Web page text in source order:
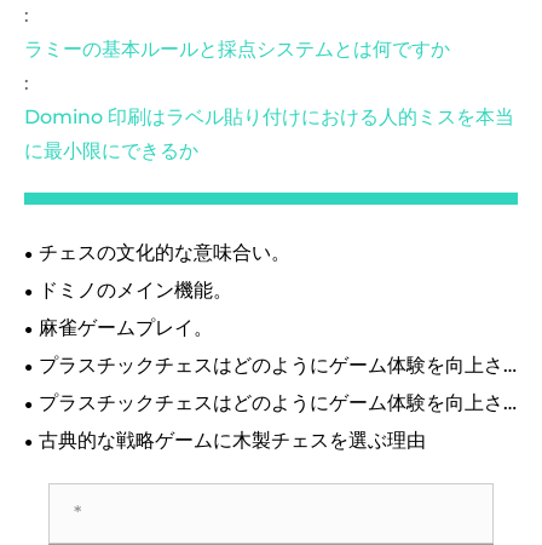
:
ラミーの基本ルールと採点システムとは何ですか
:
Domino 印刷はラベル貼り付けにおける人的ミスを本当
に最小限にできるか
チェスの文化的な意味合い。
ドミノのメイン機能。
麻雀ゲームプレイ。
プラスチックチェスはどのようにゲーム体験を向上さ
せますか?
プラスチックチェスはどのようにゲーム体験を向上さ
せることができますか?
古典的な戦略ゲームに木製チェスを選ぶ理由